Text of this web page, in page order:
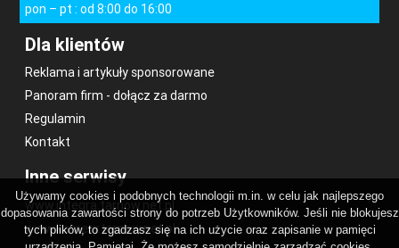
pon – pt : od 8:00 do 16:00
Dla klientów
Reklama i artykuły sponsorowane
Panoram firm - dołącz za darmo
Regulamin
Kontakt
Inne serwisy
www.integra.tarnow.net.pl
www.kamery.tarnow.net.pl
Używamy cookies i podobnych technologii m.in. w celu jak najlepszego
dopasowania zawartości strony do potrzeb Użytkowników. Jeśli nie blokujesz
tych plików, to zgadzasz się na ich użycie oraz zapisanie w pamięci